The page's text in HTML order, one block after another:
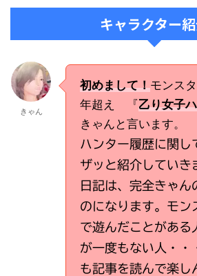
キャラクター
きゃん
初めまして！モンス
年超え 『乙り女子
きゃんと言います。
ハンター履歴に関し
ザッと紹介していき
日記は、完全きゃん
のになります。モン
で遊んだことがある
が一度もない人・・
も記事を読んで楽し